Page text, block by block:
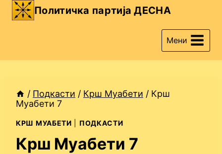
Skip
Политичка партија ДЕСНА
Мени
/ Подкасти / Крш Муабети / Крш
Муабети 7
КРШ МУАБЕТИ ПОДКАСТИ
Крш Муабети 7